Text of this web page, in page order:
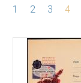
1 2 3 4